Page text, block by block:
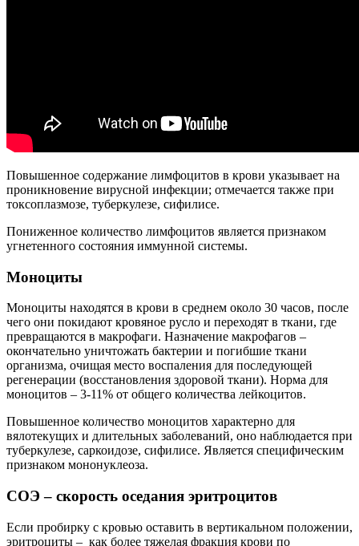
Повышенное содержание лимфоцитов в крови указывает на
проникновение вирусной инфекции; отмечается также при
токсоплазмозе, туберкулезе, сифилисе.
Пониженное количество лимфоцитов является признаком
угнетенного состояния иммунной системы.
Моноциты
Моноциты находятся в крови в среднем около 30 часов, после
чего они покидают кровяное русло и переходят в ткани, где
превращаются в макрофаги. Назначение макрофагов –
окончательно уничтожать бактерии и погибшие ткани
организма, очищая место воспаления для последующей
регенерации (восстановления здоровой ткани). Норма для
моноцитов – 3-11% от общего количества лейкоцитов.
Повышенное количество моноцитов характерно для
вялотекущих и длительных заболеваний, оно наблюдается при
туберкулезе, саркоидозе, сифилисе. Является специфическим
признаком мононуклеоза.
СОЭ – скорость оседания эритроцитов
Если пробирку с кровью оставить в вертикальном положении,
эритроциты – как более тяжелая фракция крови по